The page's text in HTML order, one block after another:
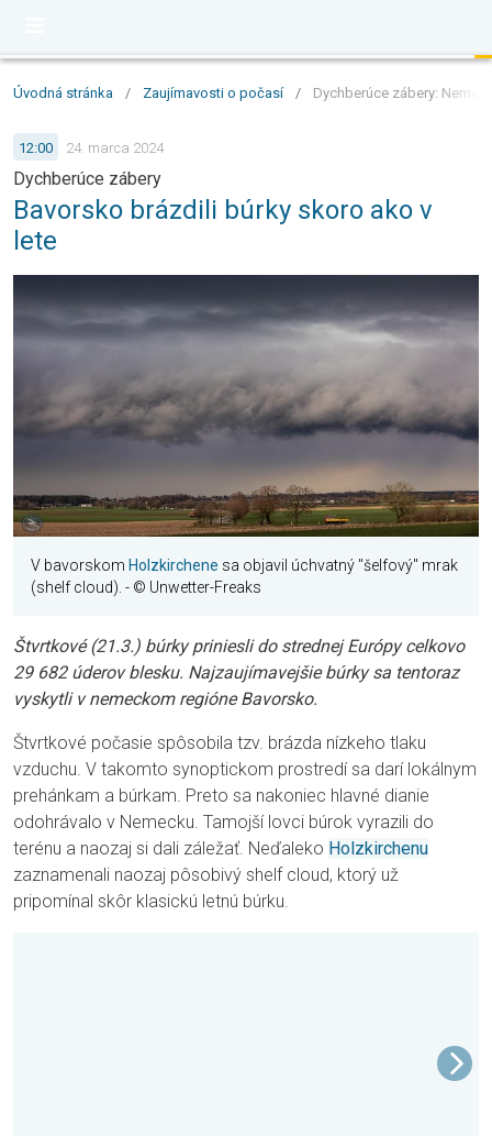
Úvodná stránka / Zaujímavosti o počasí / Dychberúce zábery:
12:00 24. marca 2024
Dychberúce zábery
Bavorsko brázdili búrky skoro ako v
lete
V bavorskom Holzkirchene sa objavil úchvatný "šelfový" mrak
(shelf cloud). - © Unwetter-Freaks
Štvrtkové (21.3.) búrky priniesli do strednej Európy celkovo
29 682 úderov blesku. Najzaujímavejšie búrky sa tentoraz
vyskytli v nemeckom regióne Bavorsko.
Štvrtkové počasie spôsobila tzv. brázda nízkeho tlaku
vzduchu. V takomto synoptickom prostredí sa darí lokálnym
prehánkam a búrkam. Preto sa nakoniec hlavné dianie
odohrávalo v Nemecku. Tamojší lovci búrok vyrazili do
terénu a naozaj si dali záležať. Neďaleko Holzkirchenu
zaznamenali naozaj pôsobivý shelf cloud, ktorý už
pripomínal skôr klasickú letnú búrku.